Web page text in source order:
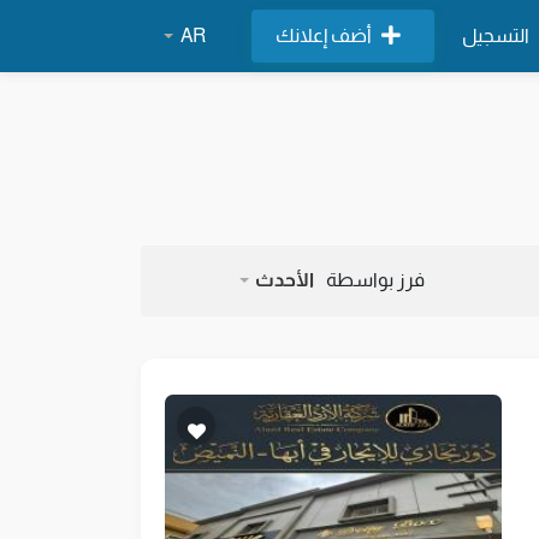
التسجيل أضف إعلانك AR
فرز بواسطة الأحدث